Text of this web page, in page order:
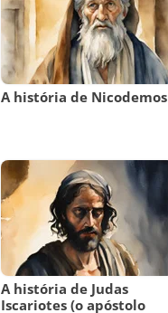
A história de Nicodemos
A história de Judas
Iscariotes (o apóstolo